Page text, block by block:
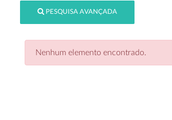
PESQUISA AVANÇADA
Nenhum elemento encontrado.